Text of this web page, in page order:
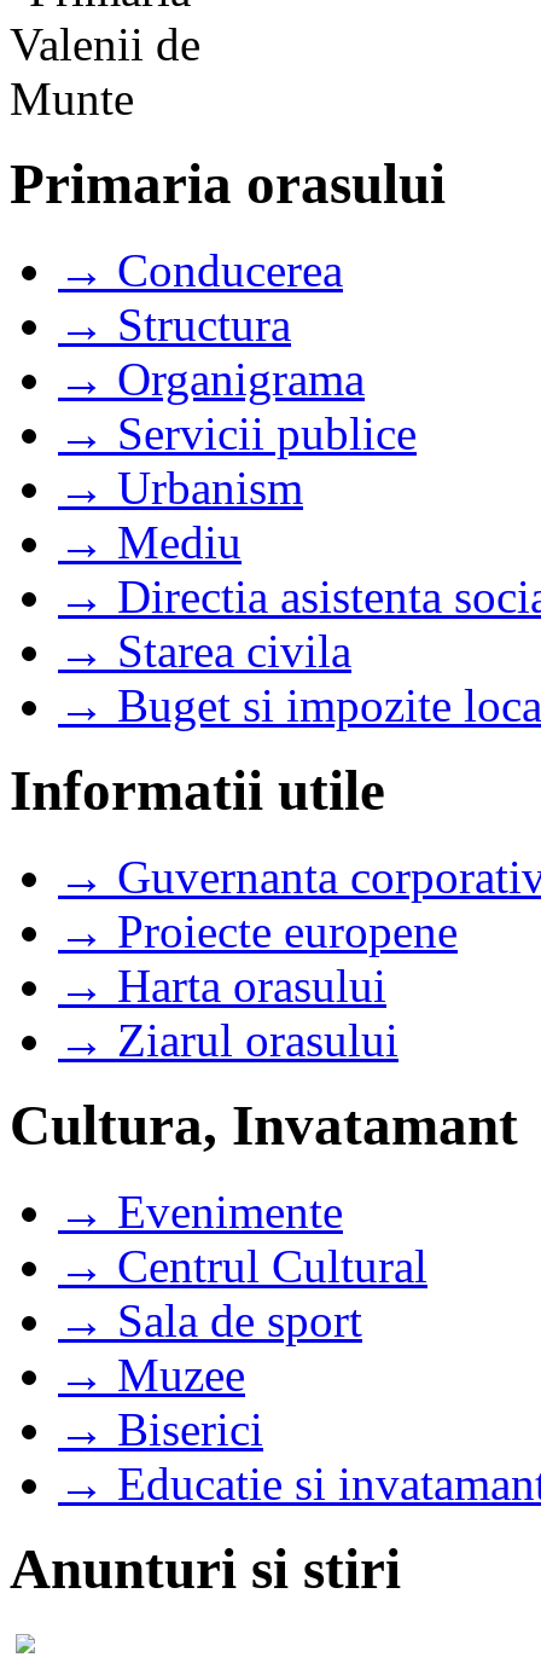
Primaria orasului
→ Conducerea
→ Structura
→ Organigrama
→ Servicii publice
→ Urbanism
→ Mediu
→ Directia asistenta
→ Starea civila
→ Buget si impozite
Informatii utile
→ Guvernanta
→ Proiecte europene
→ Harta orasului
→ Ziarul orasului
Cultura, Invatamant
→ Evenimente
→ Centrul Cultural
→ Sala de sport
→ Muzee
→ Biserici
→ Educatie si
Anunturi si stiri